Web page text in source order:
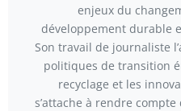
enjeux du
développement durable
Son travail de journaliste
politiques de transition
recyclage et les
s’attache à rendre